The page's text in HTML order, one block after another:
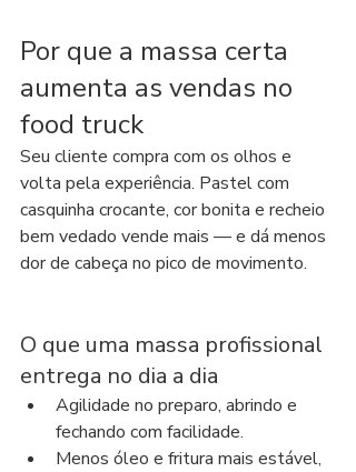
Por que a massa certa
aumenta as vendas no
food truck
Seu cliente compra com os olhos e
volta pela experiência. Pastel com
casquinha crocante, cor bonita e recheio
bem vedado vende mais — e dá menos
dor de cabeça no pico de movimento.
O que uma massa profissional
entrega no dia a dia
Agilidade no preparo, abrindo e
fechando com facilidade.
Menos óleo e fritura mais estável,